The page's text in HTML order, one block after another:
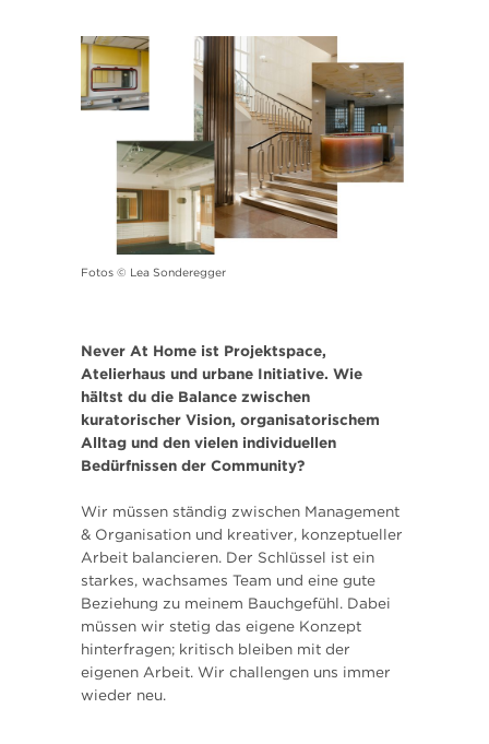
Fotos © Lea Sonderegger
Never At Home ist Projektspace,
Atelierhaus und urbane Initiative. Wie
hältst du die Balance zwischen
kuratorischer Vision, organisatorischem
Alltag und den vielen individuellen
Bedürfnissen der Community?
Wir müssen ständig zwischen Management
& Organisation und kreativer, konzeptueller
Arbeit balancieren. Der Schlüssel ist ein
starkes, wachsames Team und eine gute
Beziehung zu meinem Bauchgefühl. Dabei
müssen wir stetig das eigene Konzept
hinterfragen; kritisch bleiben mit der
eigenen Arbeit. Wir challengen uns immer
wieder neu.